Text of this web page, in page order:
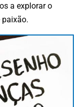
a explorar o
paixão.